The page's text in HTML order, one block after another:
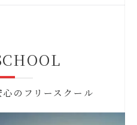
のフリースクール